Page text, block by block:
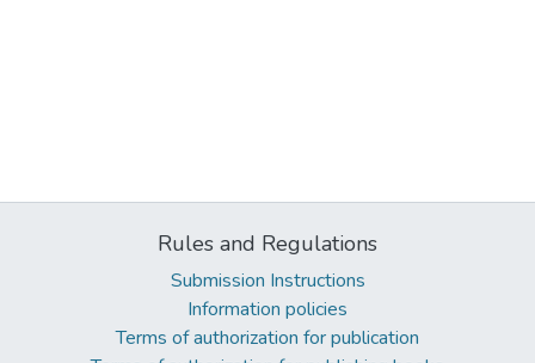
Rules and Regulations
Submission Instructions
Information policies
Terms of authorization for publication